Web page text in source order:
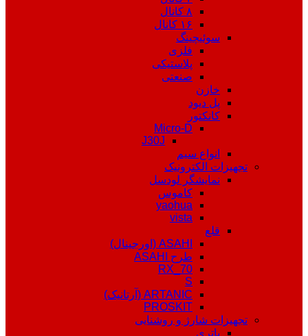
۸ کانال
۱۶ کانال
سوئیچینگ
فلزی
پلاستیکی
صنعتی
خازن
پل دیود
کانکتور
Micro-D
J30J
انواع سیم
تجهیزات الکترونیک
نمایشگر لودسل
کاموس
yaohua
vista
قلع
ASAHI (اورجینال)
طرح ASAHI
RX_70
S
ARTANIC (آرتانیک)
PROSKIT
تجهیزات شارژ و روشنایی
باتری